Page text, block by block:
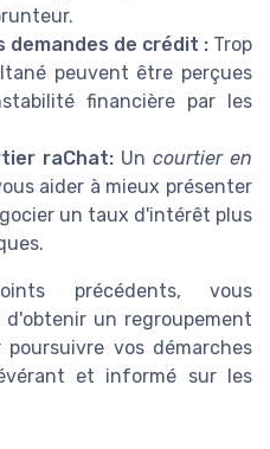
demandes de crédit : Trop
peuvent être perçues
financière par les
raChat: Un courtier en
aider à mieux présenter
un taux d'intérêt plus
précédents, vous
un regroupement
vos démarches
et informé sur les